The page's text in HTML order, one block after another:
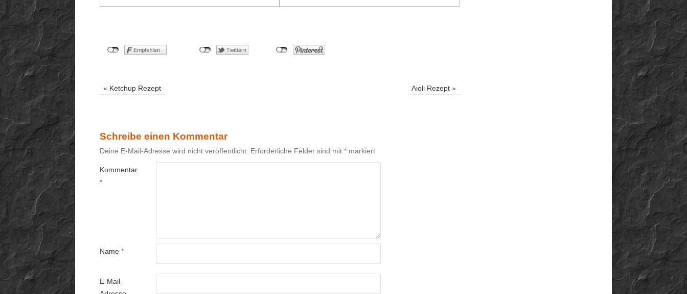
« Ketchup Rezept Aioli Rezept »
Schreibe einen Kommentar
Deine E-Mail-Adresse wird nicht veröffentlicht. Erforderliche Felder sind mit * markiert
Kommentar
*
Name *
E-Mail-